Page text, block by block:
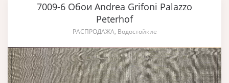
7009-6 Обои Andrea Grifoni Palazzo
Peterhof
РАСПРОДАЖА, Водостойкие